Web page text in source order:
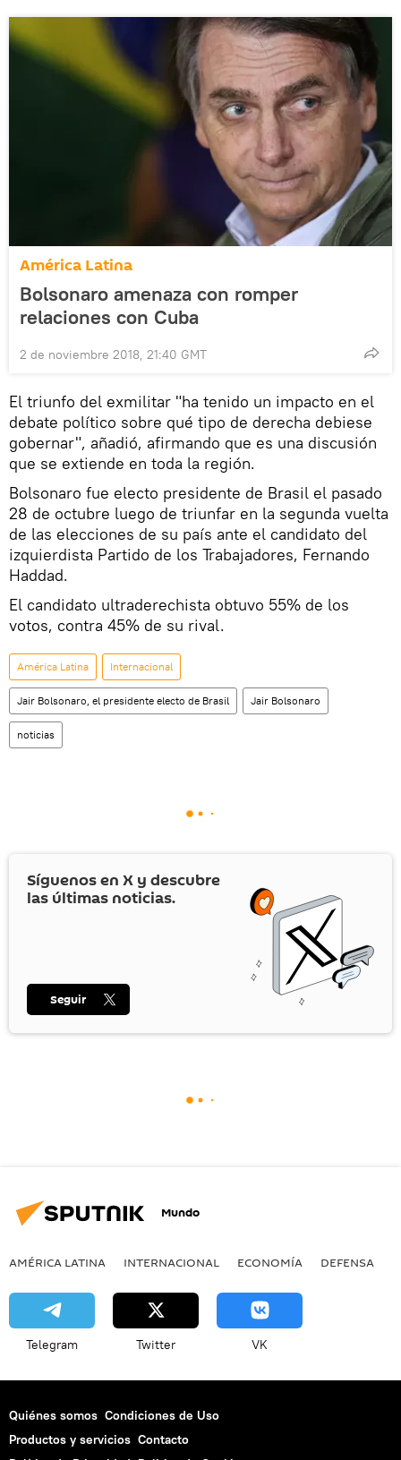
América Latina
Bolsonaro amenaza con romper
relaciones con Cuba
2 de noviembre 2018, 21:40 GMT
El triunfo del exmilitar "ha tenido un impacto en el
debate político sobre qué tipo de derecha debiese
gobernar", añadió, afirmando que es una discusión
que se extiende en toda la región.
Bolsonaro fue electo presidente de Brasil el pasado
28 de octubre luego de triunfar en la segunda vuelta
de las elecciones de su país ante el candidato del
izquierdista Partido de los Trabajadores, Fernando
Haddad.
El candidato ultraderechista obtuvo 55% de los
votos, contra 45% de su rival.
América Latina Internacional
Jair Bolsonaro, el presidente electo de Brasil Jair Bolsonaro
noticias
Síguenos en X y descubre
las últimas noticias.
Seguir
Mundo
AMÉRICA LATINA INTERNACIONAL ECONOMÍA DEFENSA
Telegram Twitter VK
Quiénes somos Condiciones de Uso
Productos y servicios Contacto